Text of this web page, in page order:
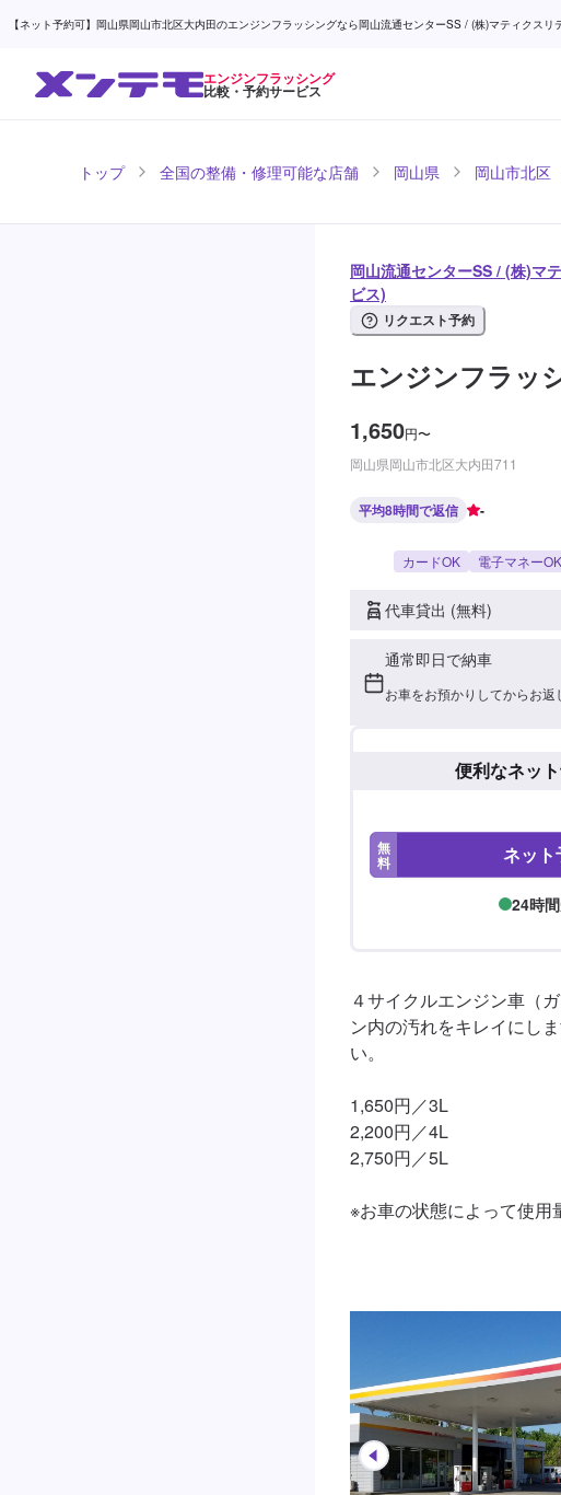
【ネット予約可】岡山県岡山市北区大内田のエンジンフラッシングなら岡山流通センターSS / (株)マティクス
エンジンフラッシング
比較・予約サービス
トップ 全国の整備・修理可能な店舗 岡山県 岡山市北区
岡山流通センターSS / (株)マ
ビス)
リクエスト予約
エンジンフラッ
1,650円〜
岡山県岡山市北区大内田711
平均8時間で返信 -
カードOK 電子マネーOK
代車貸出 (無料)
通常即日で納車
お車をお預かりしてからお返
便利なネッ
無
料 ネット
24時
４サイクルエンジン車（
ン内の汚れをキレイにし
い。
1,650円／3L
2,200円／4L
2,750円／5L
※お車の状態によって使用